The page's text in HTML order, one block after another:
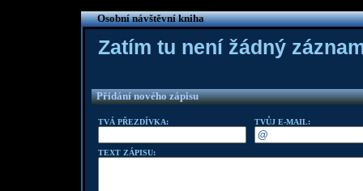
Osobní návštěvní kniha
Zatím tu není žádný
Přidání nového zápisu
TVÁ PŘEZDÍVKA: TVŮJ E-MAIL:
TEXT ZÁPISU: